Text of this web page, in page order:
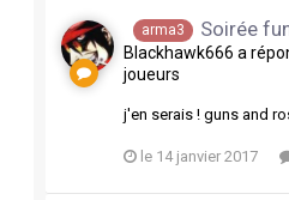
arma3 Soirée
Blackhawk666 a
joueurs
j'en serais ! guns and
le 14 janvier 2017